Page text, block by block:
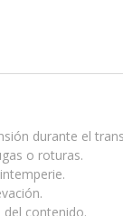
durante el
o roturas.
contenido.